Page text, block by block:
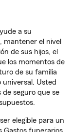
a su
mantener el nivel
de sus hijos, el
los momentos de
de su familia
universal. Usted
seguro que se
elegible para un